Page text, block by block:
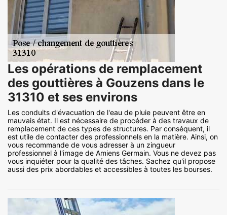
Les opérations de remplacement
des gouttières à Gouzens dans le
31310 et ses environs
Les conduits d'évacuation de l'eau de pluie peuvent être en
mauvais état. Il est nécessaire de procéder à des travaux de
remplacement de ces types de structures. Par conséquent, il
est utile de contacter des professionnels en la matière. Ainsi, on
vous recommande de vous adresser à un zingueur
professionnel à l'image de Amiens Germain. Vous ne devez pas
vous inquiéter pour la qualité des tâches. Sachez qu'il propose
aussi des prix abordables et accessibles à toutes les bourses.